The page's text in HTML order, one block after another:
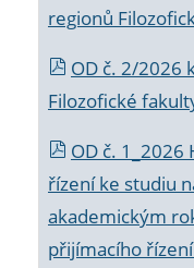
regionů
OD č. 2/2026
Filozofické
OD č.
řízení ke studiu
akademickým
přijímacího